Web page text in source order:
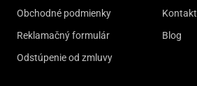
Obchodné podmienky
Reklamačný formulár
Odstúpenie od zmluvy
Kontakt
Blog